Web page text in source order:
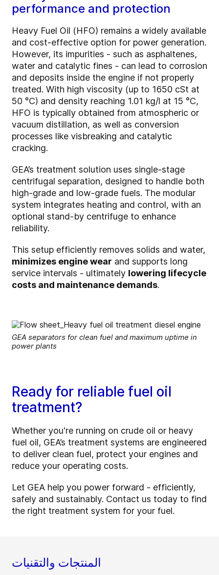
performance and protection
Heavy Fuel Oil (HFO) remains a widely available
and cost-effective option for power generation.
However, its impurities - such as asphaltenes,
water and catalytic fines - can lead to corrosion
and deposits inside the engine if not properly
treated. With high viscosity (up to 1650 cSt at
50 °C) and density reaching 1.01 kg/l at 15 °C,
HFO is typically obtained from atmospheric or
vacuum distillation, as well as conversion
processes like visbreaking and catalytic
cracking.
GEA’s treatment solution uses single-stage
centrifugal separation, designed to handle both
high-grade and low-grade fuels. The modular
system integrates heating and control, with an
optional stand-by centrifuge to enhance
reliability.
This setup efficiently removes solids and water,
minimizes engine wear and supports long
service intervals - ultimately lowering lifecycle
costs and maintenance demands.
GEA separators for clean fuel and maximum uptime in
power plants
Ready for reliable fuel oil
treatment?
Whether you're running on crude oil or heavy
fuel oil, GEA’s treatment systems are engineered
to deliver clean fuel, protect your engines and
reduce your operating costs.
Let GEA help you power forward - efficiently,
safely and sustainably. Contact us today to find
the right treatment system for your fuel.
المنتجات والتقنيات